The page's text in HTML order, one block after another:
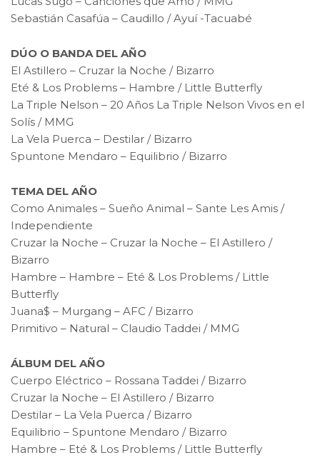
Sebastián Casafúa – Caudillo / Ayuí -Tacuabé
DÚO O BANDA DEL AÑO
El Astillero – Cruzar la Noche / Bizarro
Eté & Los Problems – Hambre / Little Butterfly
La Triple Nelson – 20 Años La Triple Nelson Vivos en el
Solís / MMG
La Vela Puerca – Destilar / Bizarro
Spuntone Mendaro – Equilibrio / Bizarro
TEMA DEL AÑO
Como Animales – Sueño Animal – Sante Les Amis /
Independiente
Cruzar la Noche – Cruzar la Noche – El Astillero /
Bizarro
Hambre – Hambre – Eté & Los Problems / Little
Butterfly
Juana$ – Murgang – AFC / Bizarro
Primitivo – Natural – Claudio Taddei / MMG
ÁLBUM DEL AÑO
Cuerpo Eléctrico – Rossana Taddei / Bizarro
Cruzar la Noche – El Astillero / Bizarro
Destilar – La Vela Puerca / Bizarro
Equilibrio – Spuntone Mendaro / Bizarro
Hambre – Eté & Los Problems / Little Butterfly